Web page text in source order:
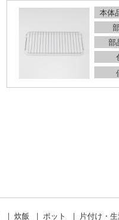
本体
部
炊飯 ポット 片付け・